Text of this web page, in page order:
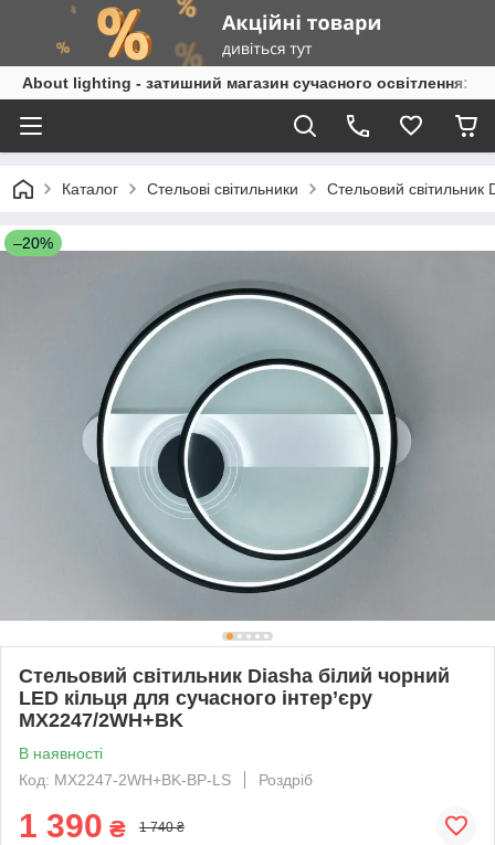
About lighting - затишний магазин сучасного освітлення:
Каталог Стельові світильники Стельовий світильник
–20%
Стельовий світильник Diasha білий чорний
LED кільця для сучасного інтер’єру
MX2247/2WH+BK
В наявності
Код: MX2247-2WH+BK-BP-LS
Роздріб
1 390 ₴ 1 740 ₴